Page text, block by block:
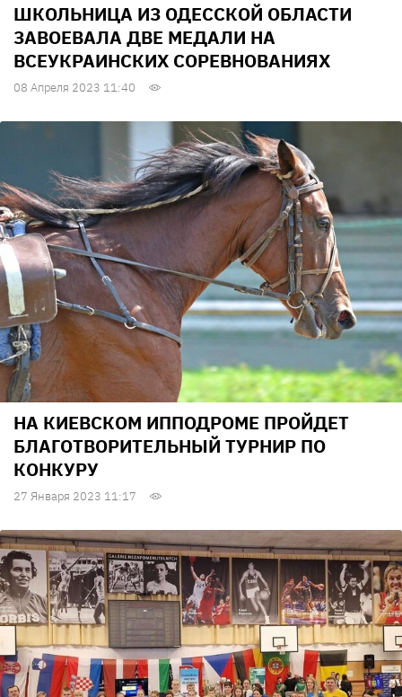
ШКОЛЬНИЦА ИЗ ОДЕССКОЙ ОБЛАСТИ
ЗАВОЕВАЛА ДВЕ МЕДАЛИ НА
ВСЕУКРАИНСКИХ СОРЕВНОВАНИЯХ
08 Апреля 2023 11:40
НА КИЕВСКОМ ИППОДРОМЕ ПРОЙДЕТ
БЛАГОТВОРИТЕЛЬНЫЙ ТУРНИР ПО
КОНКУРУ
27 Января 2023 11:17